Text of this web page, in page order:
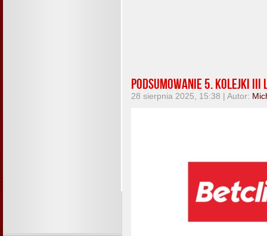
Podsumowanie 5. kolejki III
28 sierpnia 2025, 15:38 | Autor: